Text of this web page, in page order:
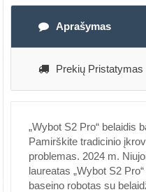
Aprašymas
Prekių Pristatymas
„Wybot S2 Pro“ belaidis
Pamirškite tradicinio
problemas. 2024 m.
laureatas „Wybot S2
baseino robotas su